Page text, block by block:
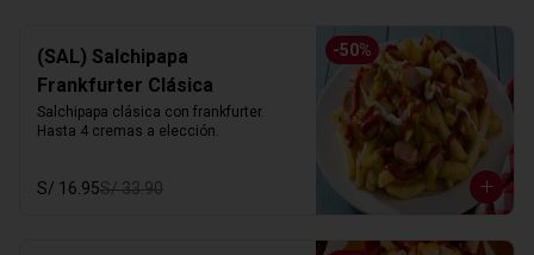
-50%
(SAL) Salchipapa
Frankfurter Clásica
Salchipapa clásica con frankfurter.
Hasta 4 cremas a elección.
S/ 16.95S/ 33.90